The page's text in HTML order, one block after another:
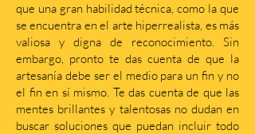
que una gran habilidad técnica, como la que
se encuentra en el arte hiperrealista, es más
valiosa y digna de reconocimiento. Sin
embargo, pronto te das cuenta de que la
artesanía debe ser el medio para un fin y no
el fin en sí mismo. Te das cuenta de que las
mentes brillantes y talentosas no dudan en
buscar soluciones que puedan incluir todo